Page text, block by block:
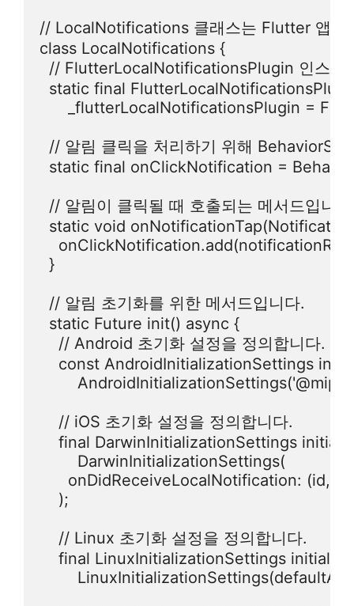
// LocalNotifications 클래스는 Flutter 앱에
class LocalNotifications {
// FlutterLocalNotificationsPlugin 인스
static final
_flutterLocalNotificationsPlugin =
// 알림 클릭을 처리하기 위해
static final onClickNotification =
// 알림이 클릭될 때 호출되는 메서드입니다
static void
  }
  // 알림 초기화를 위한 메서드입니다.
  static Future init() async {
    // Android 초기화 설정을 정의합니다.
const AndroidInitializationSettings
    // iOS 초기화 설정을 정의합니다.
final DarwinInitializationSettings
        DarwinInitializationSettings(
onDidReceiveLocalNotification: (id,
    );
    // Linux 초기화 설정을 정의합니다.
final LinuxInitializationSettings